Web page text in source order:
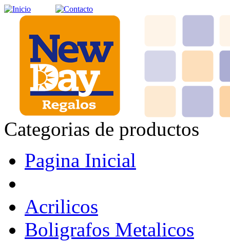
Categorias de productos
Pagina Inicial
Acrilicos
Boligrafos Metalicos